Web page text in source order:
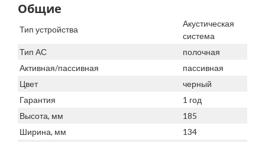
Общие
Тип устройства
Акустическая
система
Тип АС
полочная
Активная/пассивная
пассивная
Цвет
черный
Гарантия
1 год
Высота, мм
185
Ширина, мм
134